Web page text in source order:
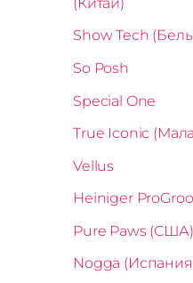
Show Tech
So Posh
Special One
True Iconic
Vellus
Heiniger
Pure Paws (США)
Nogga